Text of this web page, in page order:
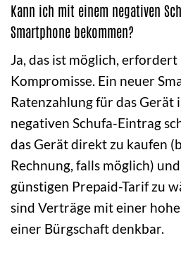
Kann ich mit einem negativen
Smartphone bekommen?
Ja, das ist möglich,
Kompromisse. Ein neuer
Ratenzahlung für das Gerät
negativen Schufa-Eintrag
das Gerät direkt zu kaufen
Rechnung, falls möglich)
günstigen Prepaid-Tarif zu
sind Verträge mit einer
einer Bürgschaft denkbar.